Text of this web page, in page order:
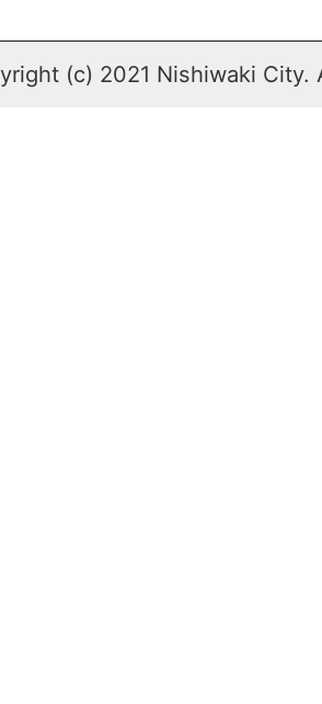
(c) 2021 Nishiwaki City.